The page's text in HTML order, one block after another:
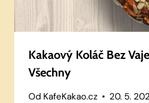
Kakaový Koláč Bez
Všechny
Od KafeKakao.cz 20. 5.